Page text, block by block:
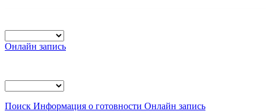
Онлайн запись
Поиск Информация о готовности Онлайн запись